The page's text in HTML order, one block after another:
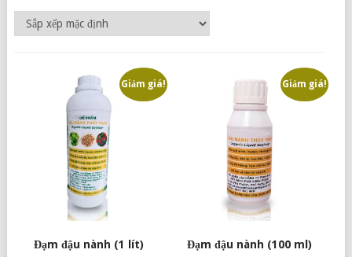
Giảm giá!
Đạm đậu nành (1 lít)
Giảm giá!
Đạm đậu nành (100 ml)